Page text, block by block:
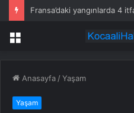
Fransa’daki yangınlarda 4
Menü
Anasayfa /Yaşam
Yaşam